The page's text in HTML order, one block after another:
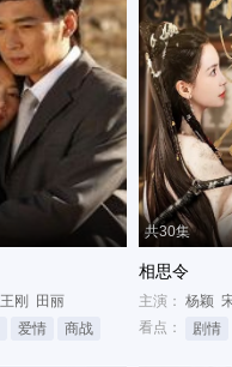
王刚
田丽
爱情 商战
共30集
相思令
主演： 杨颖
看点：
剧情